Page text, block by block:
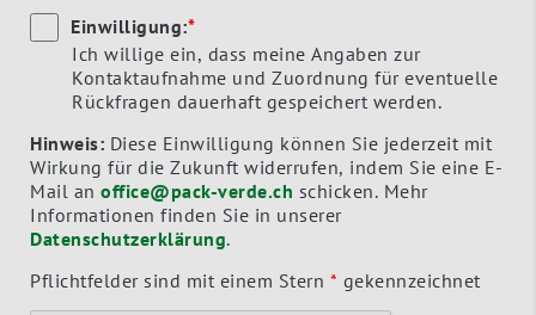
Einwilligung:*
Ich willige ein, dass meine Angaben zur
Kontaktaufnahme und Zuordnung für eventuelle
Rückfragen dauerhaft gespeichert werden.
Hinweis: Diese Einwilligung können Sie jederzeit mit
Wirkung für die Zukunft widerrufen, indem Sie eine E-
Mail an office@pack-verde.ch
Informationen finden Sie in unserer
Datenschutzerklärung.
Pflichtfelder sind mit einem Stern * gekennzeichnet